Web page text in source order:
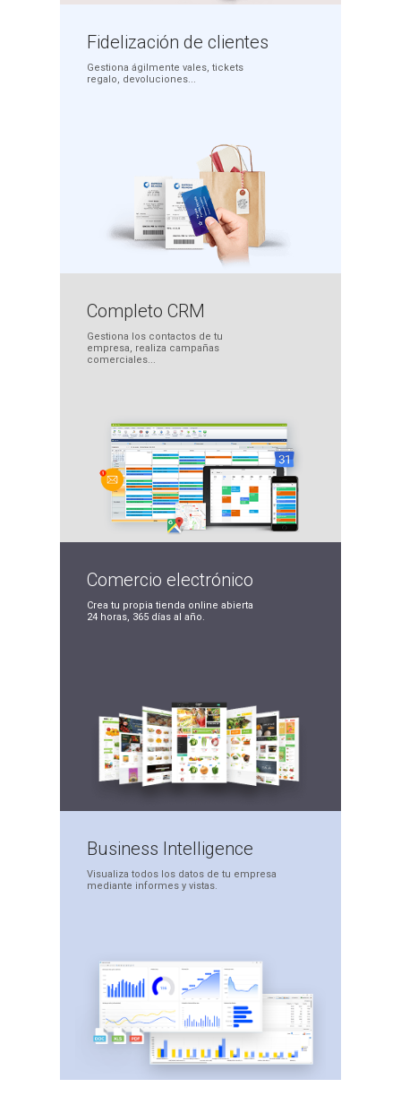
Fidelizaciónde clientes
Gestiona ágilmente vales, tickets
regalo, devoluciones...
CompletoCRM
Gestiona los contactos de tu
empresa, realiza campañas
comerciales...
Comercioelectrónico
Crea tu propia tienda online abierta
24 horas, 365 días al año.
Business Intelligence
Visualiza todos los datos de tu empresa
mediante informes y vistas.